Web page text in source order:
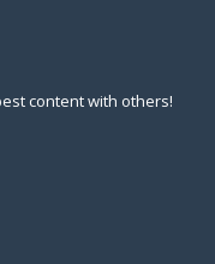
content with others!